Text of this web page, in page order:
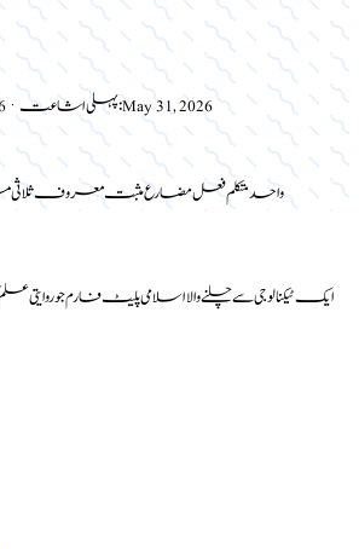
· پہلی اشاعت:May 31, 2026
واحد متکلم فعل مضارع مثبت معروف
ایک ٹیکنالوجی سے چلنے والا اسلامی پلیٹ فارم جو روایتی